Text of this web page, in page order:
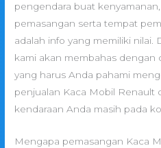
pengendara buat
pemasangan serta tempat
adalah info yang memiliki nilai.
kami akan membahas dengan
yang harus Anda pahami
penjualan Kaca Mobil Renault
kendaraan Anda masih pada
Mengapa pemasangan Kaca